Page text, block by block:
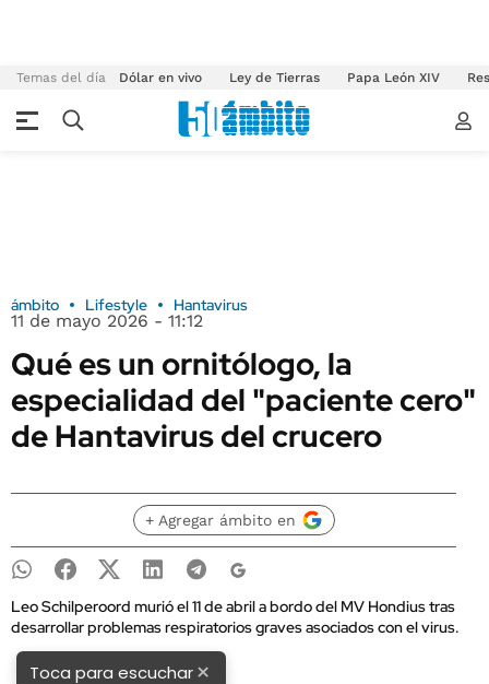
Temas del día Dólar en vivo Ley de Tierras Papa León XIV
ámbito Lifestyle Hantavirus
11 de mayo 2026 - 11:12
Qué es un ornitólogo, la
especialidad del "paciente cero"
de Hantavirus del crucero
+ Agregar ámbito en
Leo Schilperoord murió el 11 de abril a bordo del MV Hondius tras
desarrollar problemas respiratorios graves asociados con el virus.
Toca para escuchar×